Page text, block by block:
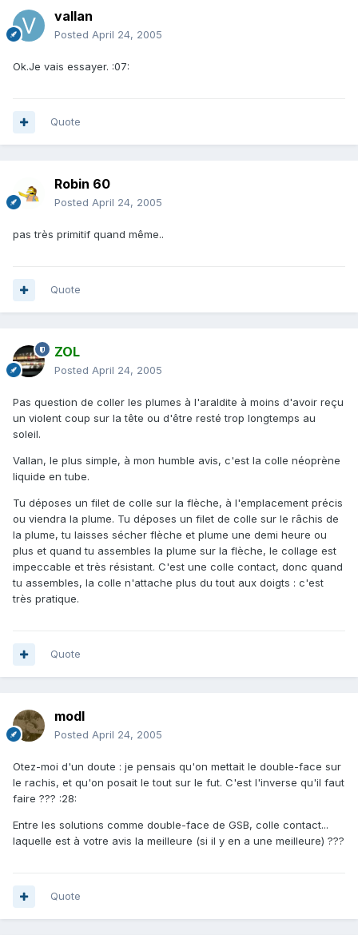
vallan
Posted April 24, 2005
Ok.Je vais essayer. :07:
Quote
Robin 60
Posted April 24, 2005
pas très primitif quand même..
Quote
ZOL
Posted April 24, 2005
Pas question de coller les plumes à l'araldite à moins d'avoir reçu
un violent coup sur la tête ou d'être resté trop longtemps au
soleil.
Vallan, le plus simple, à mon humble avis, c'est la colle néoprène
liquide en tube.
Tu déposes un filet de colle sur la flèche, à l'emplacement précis
ou viendra la plume. Tu déposes un filet de colle sur le râchis de
la plume, tu laisses sécher flèche et plume une demi heure ou
plus et quand tu assembles la plume sur la flèche, le collage est
impeccable et très résistant. C'est une colle contact, donc quand
tu assembles, la colle n'attache plus du tout aux doigts : c'est
très pratique.
Quote
modl
Posted April 24, 2005
Otez-moi d'un doute : je pensais qu'on mettait le double-face sur
le rachis, et qu'on posait le tout sur le fut. C'est l'inverse qu'il faut
faire ??? :28:
Entre les solutions comme double-face de GSB, colle contact...
laquelle est à votre avis la meilleure (si il y en a une meilleure) ???
Quote